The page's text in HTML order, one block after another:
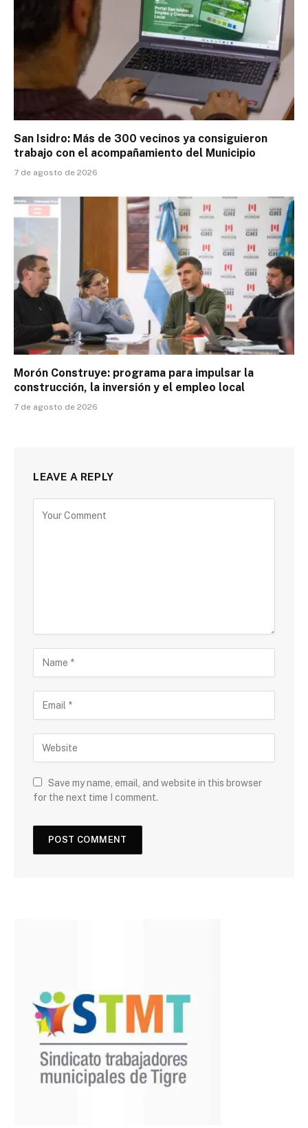
San Isidro: Más de 300 vecinos ya consiguieron
trabajo con el acompañamiento del Municipio
7 de agosto de 2026
Morón Construye: programa para impulsar la
construcción, la inversión y el empleo local
7 de agosto de 2026
LEAVE A REPLY
Save my name, email, and website in this browser
for the next time I comment.